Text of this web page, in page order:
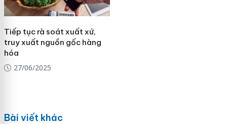
Tiếp tục rà soát xuất xứ,
truy xuất nguồn gốc hàng
hóa
27/06/2025
Bài viết khác